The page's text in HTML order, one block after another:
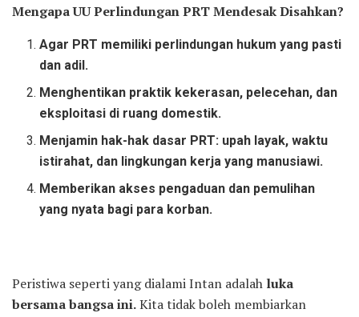
Mengapa UU Perlindungan PRT Mendesak Disahkan?
Agar PRT memiliki perlindungan hukum yang pasti
dan adil.
Menghentikan praktik kekerasan, pelecehan, dan
eksploitasi di ruang domestik.
Menjamin hak-hak dasar PRT: upah layak, waktu
istirahat, dan lingkungan kerja yang manusiawi.
Memberikan akses pengaduan dan pemulihan
yang nyata bagi para korban.
Peristiwa seperti yang dialami Intan adalah luka
bersama bangsa ini.Kita tidak boleh membiarkan